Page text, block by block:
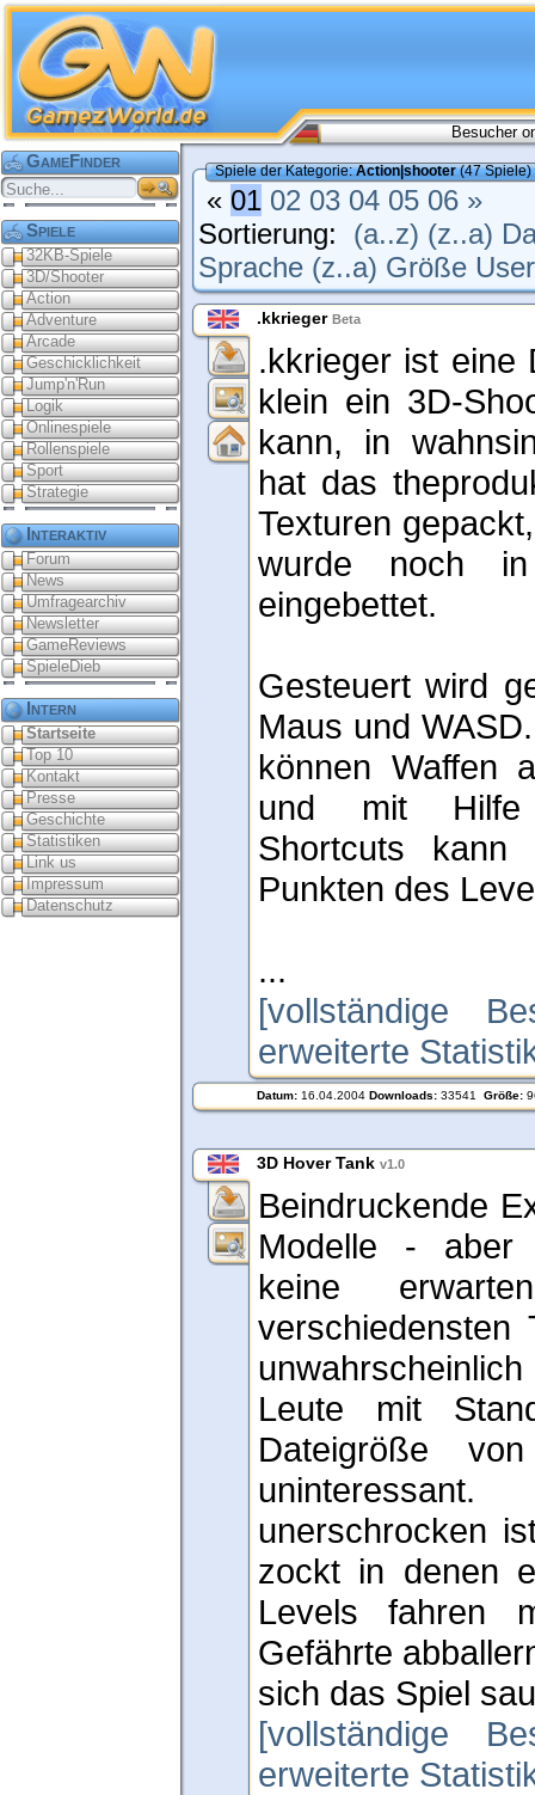
Besucher
GameFinder
Spiele
32KB-Spiele
3D/Shooter
Action
Adventure
Arcade
Geschicklichkeit
Jump'n'Run
Logik
Onlinespiele
Rollenspiele
Sport
Strategie
Interaktiv
Forum
News
Umfragearchiv
Newsletter
GameReviews
SpieleDieb
Intern
Startseite
Top 10
Kontakt
Presse
Geschichte
Statistiken
Link us
Impressum
Datenschutz
Spiele der Kategorie:Action|shooter(47 Spiele)
« 01 02 03 04 05 06 »
Sortierung: (a..z) (z..a)
Sprache (z..a) Größe
.kkrieger Beta
.kkrieger ist eine
klein ein 3D-
kann, in
hat das
Texturen
wurde noch in
eingebettet.
Gesteuert wird
Maus und
können Waffen
und mit Hilfe
Shortcuts
Punkten des
...
[vollständige
erweiterte
Datum: 16.04.2004 Downloads: 33541 Größe:
3D Hover Tank v1.0
Beindruckende
Modelle - aber
keine
verschiedensten
Leute mit
Dateigröße
unerschrocken
zockt in denen
Levels fahren
Gefährte
sich das Spiel
[vollständige
erweiterte